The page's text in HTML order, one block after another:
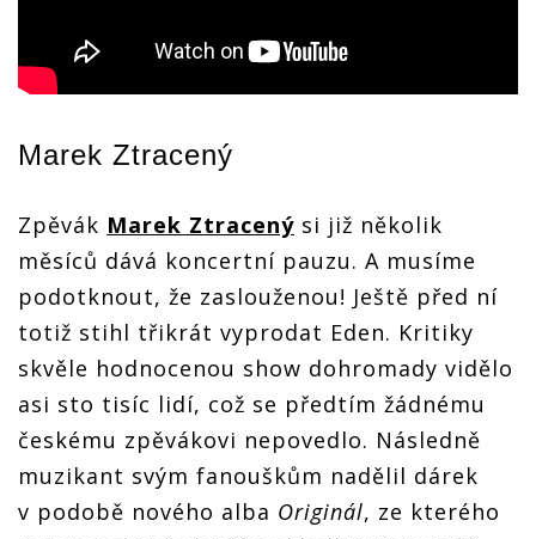
Marek Ztracený
Zpěvák Marek Ztracený si již několik
měsíců dává koncertní pauzu. A musíme
podotknout, že zaslouženou! Ještě před ní
totiž stihl třikrát vyprodat Eden. Kritiky
skvěle hodnocenou show dohromady vidělo
asi sto tisíc lidí, což se předtím žádnému
českému zpěvákovi nepovedlo. Následně
muzikant svým fanouškům nadělil dárek
v podobě nového alba Originál, ze kterého